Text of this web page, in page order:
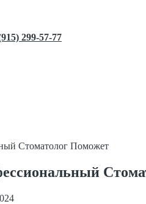
299-57-77
Стоматолог Поможет